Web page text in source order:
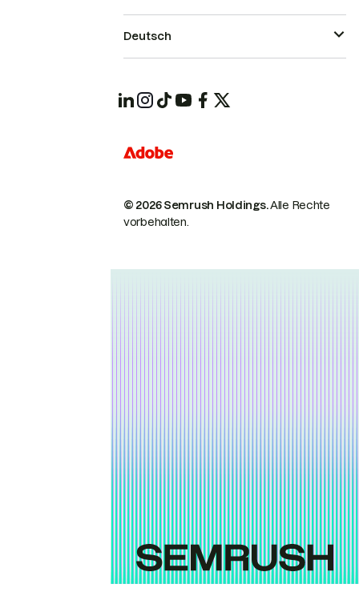
© 2026 Semrush Holdings.Alle Rechte
vorbehalten.
Deutsch